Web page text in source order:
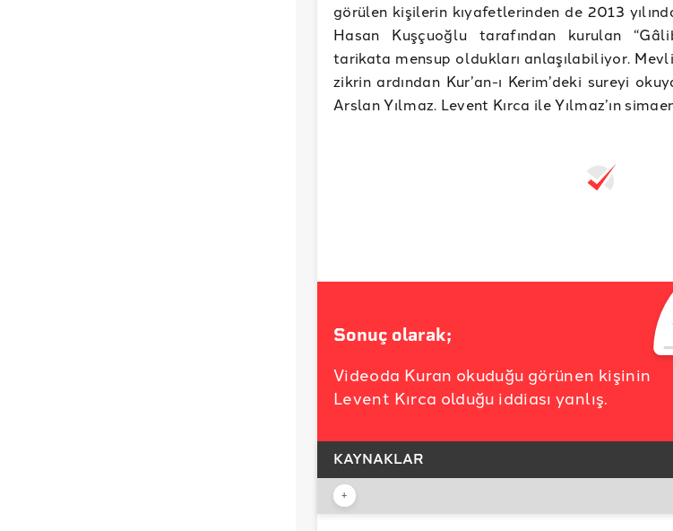
görülen kişilerin kıyafetlerinden de 2013
Hasan Kuşçuoğlu tarafından kurulan
tarikata mensup oldukları anlaşılabiliyor.
zikrin ardından Kur’an-ı Kerim’deki sureyi
Arslan Yılmaz. Levent Kırca ile Yılmaz’ın
Sonuç olarak;
Videoda Kuran okuduğu görünen kişinin
Levent Kırca olduğu iddiası yanlış.
KAYNAKLAR
İDDİA KAYNAĞI
+